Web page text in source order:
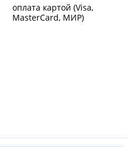
оплата картой (Visa,
MasterCard, МИР)